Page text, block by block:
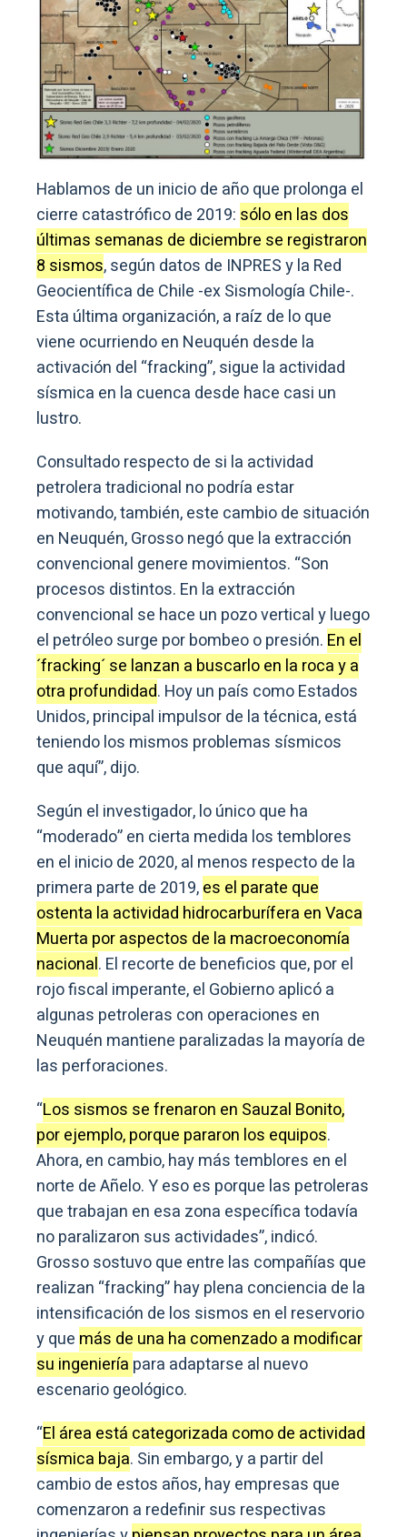
Hablamos de un inicio de año que prolonga el
cierre catastrófico de 2019: sólo en las dos
últimas semanas de diciembre se registraron
8 sismos, según datos de INPRES y la Red
Geocientífica de Chile -ex Sismología Chile-.
Esta última organización, a raíz de lo que
viene ocurriendo en Neuquén desde la
activación del “fracking”, sigue la actividad
sísmica en la cuenca desde hace casi un
lustro.
Consultado respecto de si la actividad
petrolera tradicional no podría estar
motivando, también, este cambio de situación
en Neuquén, Grosso negó que la extracción
convencional genere movimientos. “Son
procesos distintos. En la extracción
convencional se hace un pozo vertical y luego
el petróleo surge por bombeo o presión. En el
´fracking´ se lanzan a buscarlo en la roca y a
otra profundidad. Hoy un país como Estados
Unidos, principal impulsor de la técnica, está
teniendo los mismos problemas sísmicos
que aquí”, dijo.
Según el investigador, lo único que ha
“moderado” en cierta medida los temblores
en el inicio de 2020, al menos respecto de la
primera parte de 2019,es el parate que
ostenta la actividad hidrocarburífera en Vaca
Muerta por aspectos de la macroeconomía
nacional. El recorte de beneficios que, por el
rojo fiscal imperante, el Gobierno aplicó a
algunas petroleras con operaciones en
Neuquén mantiene paralizadas la mayoría de
las perforaciones.
“Los sismos se frenaron en Sauzal Bonito,
por ejemplo, porque pararon los equipos.
Ahora, en cambio, hay más temblores en el
norte de Añelo. Y eso es porque las petroleras
que trabajan en esa zona específica todavía
no paralizaron sus actividades”, indicó.
Grosso sostuvo que entre las compañías que
realizan “fracking” hay plena conciencia de la
intensificación de los sismos en el reservorio
y que más de una ha comenzado a modificar
su ingeniería para adaptarse al nuevo
escenario geológico.
“El área está categorizada como de actividad
sísmica baja. Sin embargo, y a partir del
cambio de estos años, hay empresas que
comenzaron a redefinir sus respectivas